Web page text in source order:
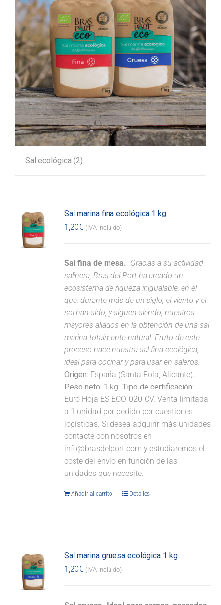
Sal ecológica (2)
Sal marina fina ecológica 1 kg
1,20€ (IVA incluido)
Sal fina de mesa. Gracias a su actividad
salinera, Bras del Port ha creado un
ecosistema de riqueza inigualable, en el
que, durante más de un siglo, el viento y el
sol han sido, y siguen siendo, nuestros
mayores aliados en la obtención de una sal
marina totalmente natural. Fruto de este
proceso nace nuestra sal fina ecológica,
ideal para cocinar y para usar en saleros.
Origen: España (Santa Pola, Alicante).
Peso neto: 1 kg.Tipo de certificación:
Euro Hoja ES-ECO-020-CV. Venta limitada
a 1 unidad por pedido por cuestiones
logísticas. Si desea adquirir más unidades
contacte con nosotros en
info@brasdelport.com y estudiaremos el
coste del envío en función de las
unidades que necesite.
Añadir al carrito Detalles
Sal marina gruesa ecológica 1 kg
1,20€ (IVA incluido)